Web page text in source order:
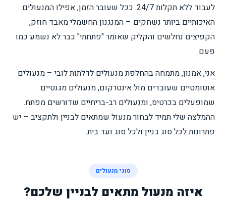
לעבוד ללא תקלות 24/7. ככל שעובר הזמן, אפילו המנעולים
האיכותיים ביותר נשחקים – המנגנון החשמלי מאבד חוזק,
הקפיצים נחלשים והקליק שאומר "פתחתי" כבר לא נשמע כמו
פעם.
אני, אמנון, מתמחה בהחלפת מנעולים לדלתות לובי – מנעולים
אוטומטיים שעובדים מול אינטרקום, מנעולים מגנטיים
שמופעלים בכרטיס, ומנעולים רב-בריחיים שדורשים מפתח.
ההמלצה שלי תמיד לבחור מנעול שמתאים לבניין ולתקציב – יש
פתרונות לכל סוג בניין ולכל סוג ועד בית.
סוגי מנעולים
איזה מנעול מתאים לבניין שלכם?